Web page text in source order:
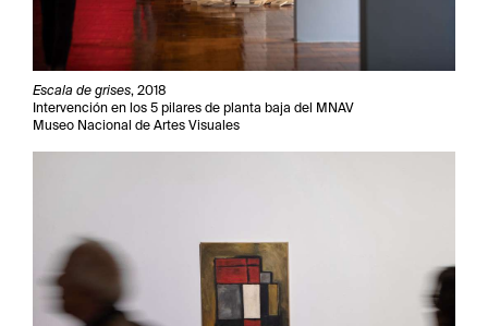
Escala de grises, 2018
Intervención en los 5 pilares de planta baja del MNAV
Museo Nacional de Artes Visuales